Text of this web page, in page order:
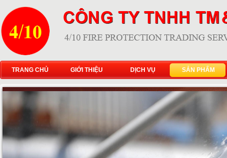
TRANG CHỦ GIỚI THIỆU DỊCH VỤ SẢN PHẨM